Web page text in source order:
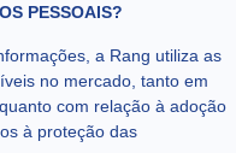
PESSOAIS?
a Rang utiliza as
no mercado, tanto em
com relação à adoção
à proteção das